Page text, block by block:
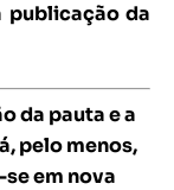
publicação da
da pauta e a
pelo menos,
em nova